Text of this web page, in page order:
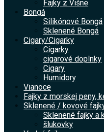
Fajky z Višne
Bongá
Silikónové Bongá
Sklenené Bongá
Cigary/Cigarky
Cigarky
cigarové doplnky
Cigary
Humidory
Vianoce
Fajky z morskej peny,
Sklenené / kovové
Sklenené fajky a
šlukovky